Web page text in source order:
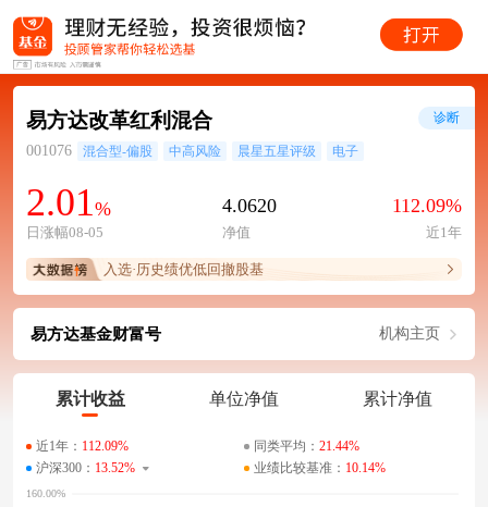
易方达改革红利混合
001076 混合型-偏股 中高风险 晨星五星评级 电子
2.01 %
日涨幅08-05
4.0620
净值
112.09%
近1年
入选·历史绩优低回撤股基
诊断
易方达基金财富号 机构主页
累计收益 单位净值 累计净值
近1年： 112.09% 同类平均： 21.44%
沪深300： 13.52% 业绩比较基准： 10.14%